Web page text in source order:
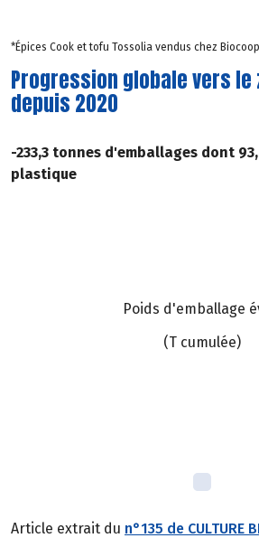
*Épices Cook et tofu Tossolia vendus chez
Progression globale vers le
depuis 2020
-233,3 tonnes d'emballages dont
plastique
Poids d'emballage
(T cumulée)
Article extrait du n°135 de CULTURE